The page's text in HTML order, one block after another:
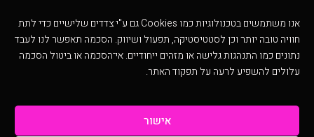
אנו משתמשים בטכנולוגיות כמו Cookies גם ע"י צדדים שלישיים כדי לתת
חוויה טובה יותר וכן לסטטיסטיקה, תפעול ושיווק. הסכמה תאפשר לנו לעבד
נתונים כמו התנהגות גלישה או מזהים ייחודיים. אי־הסכמה או ביטול הסכמה
עלולים להשפיע לרעה על תפקוד האתר.
אישור